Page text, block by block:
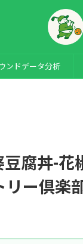
ンドデータ分析
腐丼-
ー倶楽